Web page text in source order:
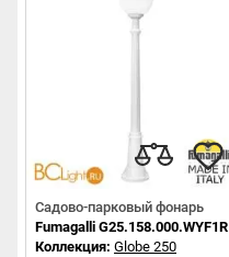
Садово-парковый фонарь
Fumagalli G25.158.000.WYF1R
Коллекция: Globe 250